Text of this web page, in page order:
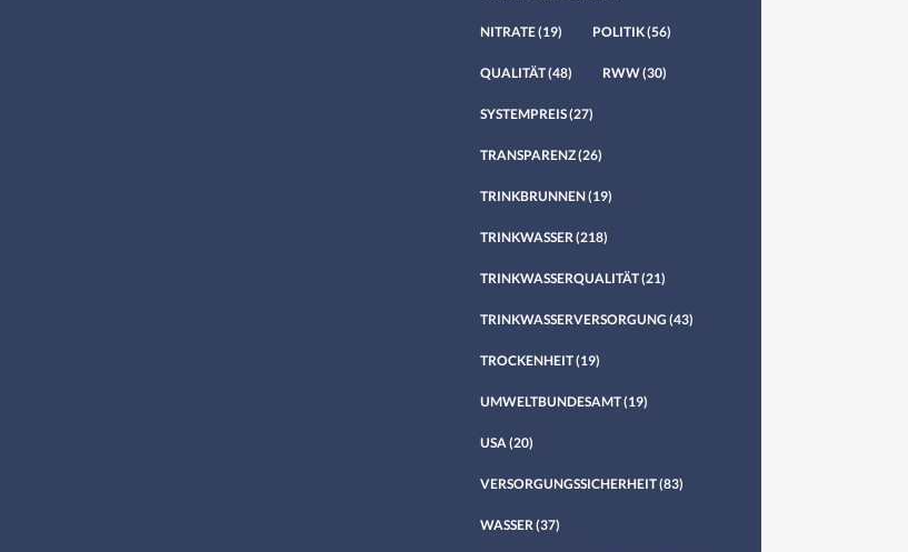
NITRATE(19) POLITIK(56)
QUALITÄT(48) RWW(30)
SYSTEMPREIS(27)
TRANSPARENZ(26)
TRINKBRUNNEN(19)
TRINKWASSER (218)
TRINKWASSERQUALITÄT(21)
TRINKWASSERVERSORGUNG (43)
TROCKENHEIT(19)
UMWELTBUNDESAMT(19)
USA (20)
VERSORGUNGSSICHERHEIT(83)
WASSER (37)